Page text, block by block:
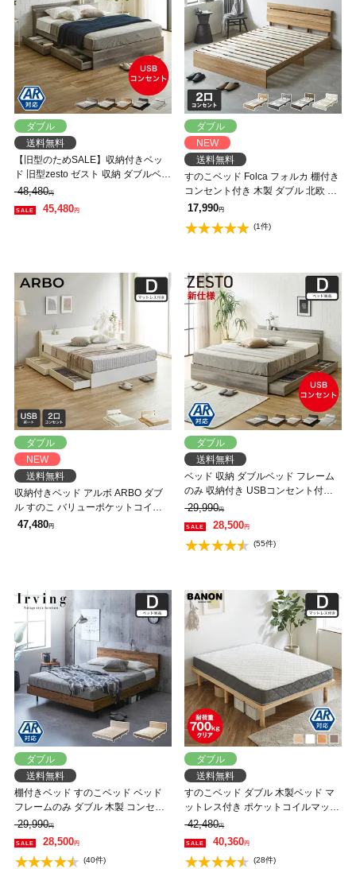
ダブル
送料無料
【旧型のためSALE】収納付きベッ
ド 旧型zesto ゼスト 収納 ダブルベッ
ド 高密度バリューポケットコイルマ
ットレス付き 収納付き USBポート
付き ダブル すのこベッド 引き出し
48,480円
45,480円
ダブル
NEW
送料無料
すのこベッド Folca フォルカ 棚付き
コンセント付き 木製 ダブル 北欧 モ
ダン モルタル調
17,990円
(1件)
ダブル
NEW
送料無料
収納付きベッド アルボ ARBO ダブ
ル すのこ バリューポケットコイル
マットレス付 USB・コンセント フ
47,480円
ダブル
送料無料
ベッド 収納 ダブルベッド フレーム
のみ 収納付き USBコンセント付き
zesto ゼスト ダブル すのこベッド 引
き出し付きベッド zesto 木製ベッド
【AR】【z有料組立】
29,990円
28,500円
(55件)
ダブル
送料無料
棚付きベッド すのこベッド ベッド
フレームのみ ダブル 木製 コンセン
ト ベッド おしゃれ 宮付きベッド 脚
付きベッド アーヴィング 【大型家
具配送】
29,990円
28,500円
(40件)
ダブル
送料無料
すのこベッド ダブル 木製ベッド マ
ットレス付き ポケットコイルマット
レス ふつう 組立簡単 ヘッドレス 一
人暮らし 北欧 低ホルムアルデヒド
バノン【AR】 【大型家具配送】
42,480円
40,360円
(28件)